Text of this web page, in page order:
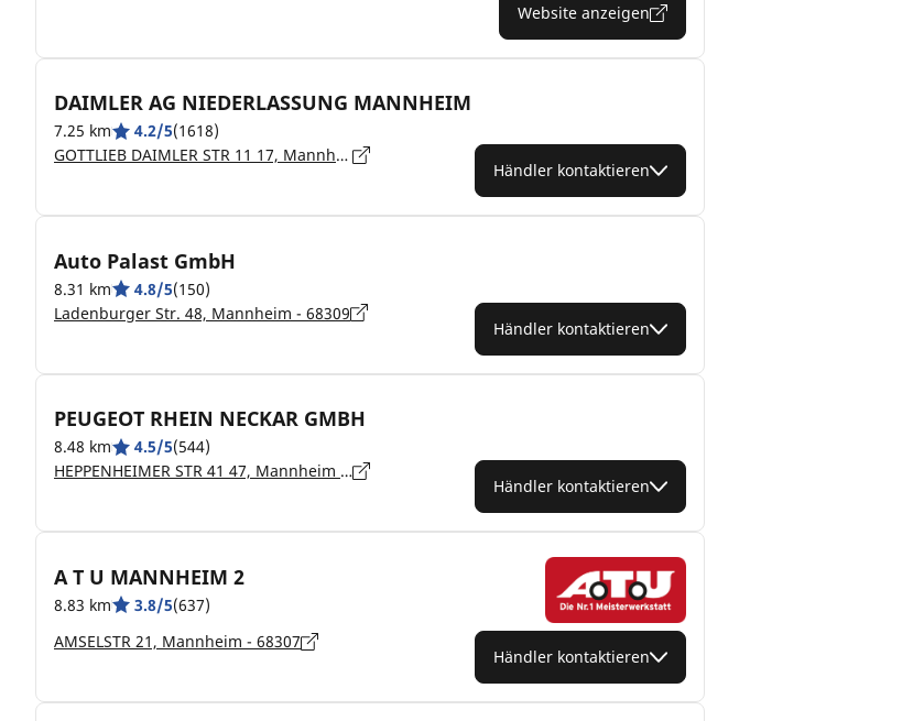
Website anzeigen
DAIMLER AG NIEDERLASSUNG MANNHEIM
7.25 km 4.2/5(1618)
GOTTLIEB DAIMLER STR 11 17, Mannheim - 68165
Händler kontaktieren
Auto Palast GmbH
8.31 km 4.8/5(150)
Ladenburger Str. 48, Mannheim - 68309
Händler kontaktieren
PEUGEOT RHEIN NECKAR GMBH
8.48 km 4.5/5(544)
HEPPENHEIMER STR 41 47, Mannheim - 68309
Händler kontaktieren
A T U MANNHEIM 2
8.83 km 3.8/5(637)
AMSELSTR 21, Mannheim - 68307
Händler kontaktieren